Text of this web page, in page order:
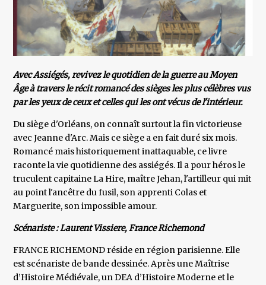
Avec Assiégés, revivez le quotidien de la guerre au Moyen
Âge à travers le récit romancé des sièges les plus célèbres vus
par les yeux de ceux et celles qui les ont vécus de l'intérieur.
Du siège d'Orléans, on connaît surtout la fin victorieuse
avec Jeanne d'Arc. Mais ce siège a en fait duré six mois.
Romancé mais historiquement inattaquable, ce livre
raconte la vie quotidienne des assiégés. Il a pour héros le
truculent capitaine La Hire, maître Jehan, l'artilleur qui mit
au point l'ancêtre du fusil, son apprenti Colas et
Marguerite, son impossible amour.
Scénariste : Laurent Vissiere, France Richemond
FRANCE RICHEMOND réside en région parisienne. Elle
est scénariste de bande dessinée. Après une Maîtrise
d’Histoire Médiévale, un DEA d’Histoire Moderne et le